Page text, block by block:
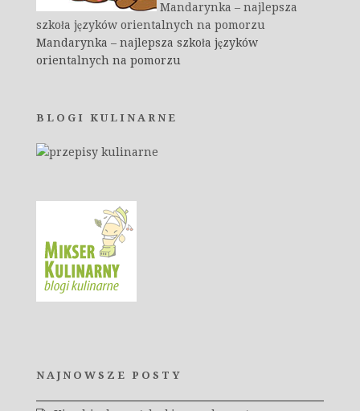
Mandarynka – najlepsza
szkoła języków orientalnych na pomorzu
Mandarynka – najlepsza szkoła języków
orientalnych na pomorzu
BLOGI KULINARNE
NAJNOWSZE POSTY